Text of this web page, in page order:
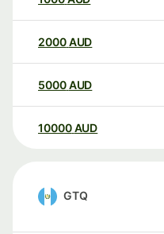
2000AUD
5000AUD
10000 AUD
GTQ